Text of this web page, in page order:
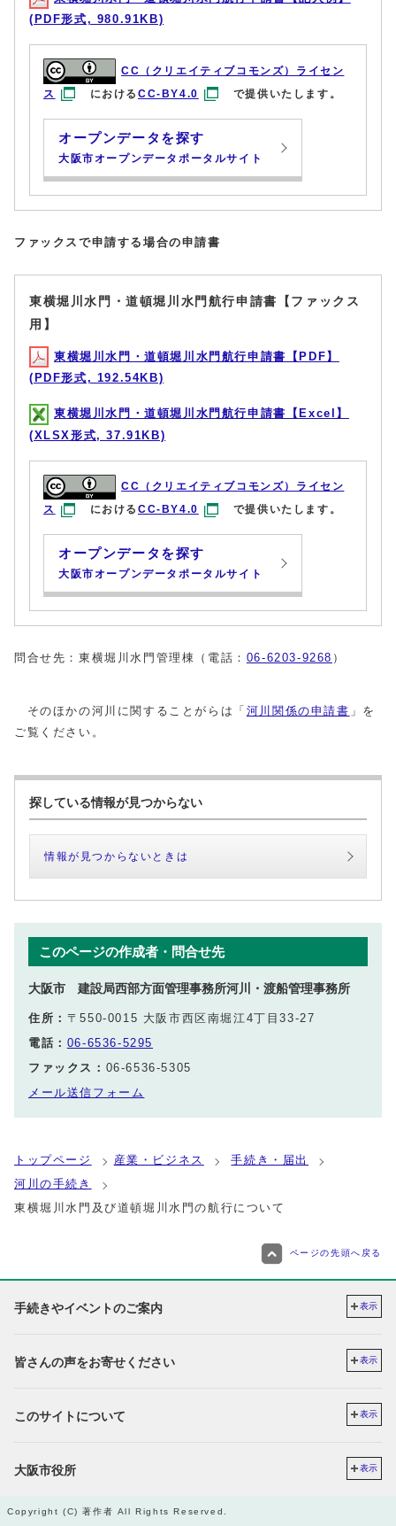
(PDF形式, 980.91KB)
CC（クリエイティブコモンズ）ライセン
ス
におけるCC-BY4.0 で提供いたします。
オープンデータを探す
大阪市オープンデータポータルサイト
ファックスで申請する場合の申請書
東横堀川水門・道頓堀川水門航行申請書【ファックス
用】
東横堀川水門・道頓堀川水門航行申請書【PDF】
(PDF形式, 192.54KB)
東横堀川水門・道頓堀川水門航行申請書【Excel】
(XLSX形式, 37.91KB)
CC（クリエイティブコモンズ）ライセン
ス
におけるCC-BY4.0 で提供いたします。
オープンデータを探す
大阪市オープンデータポータルサイト
問合せ先：東横堀川水門管理棟（電話： 06-6203-9268 ）
そのほかの河川に関することがらは「 河川関係の申請書 」を
ご覧ください。
探している情報が見つからない
情報が見つからないときは
このページの作成者・問合せ先
大阪市 建設局西部方面管理事務所河川・渡船管理事務所
住所： 〒550-0015 大阪市西区南堀江4丁目33-27
電話： 06-6536-5295
ファックス： 06-6536-5305
メール送信フォーム
トップページ 産業・ビジネス
手続き・届出
河川の手続き
東横堀川水門及び道頓堀川水門の航行について
ページの先頭へ戻る
手続きやイベントのご案内 表示
皆さんの声をお寄せください 表示
このサイトについて 表示
大阪市役所 表示
Copyright (C) 著作者 All Rights Reserved.